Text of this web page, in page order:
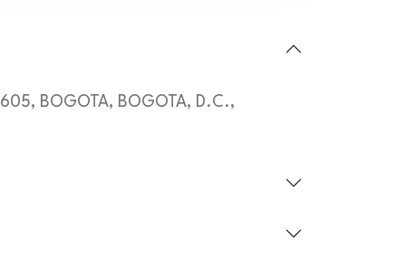
BOGOTA, BOGOTA, D.C.,